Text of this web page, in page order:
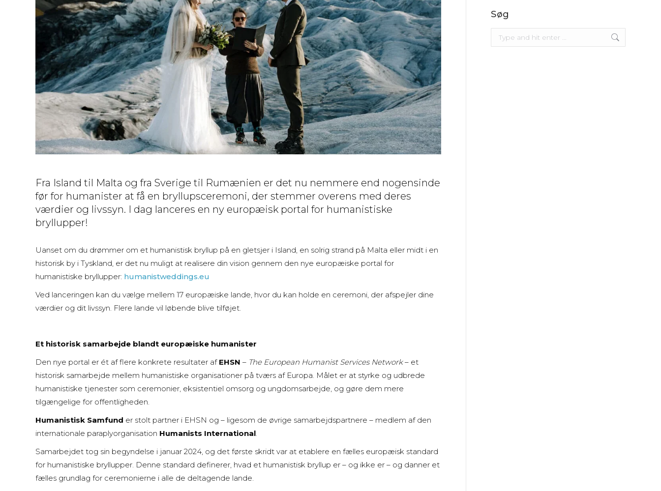
Fra Island til Malta og fra Sverige til Rumænien er det nu nemmere end nogensinde
før for humanister at få en bryllupsceremoni, der stemmer overens med deres
værdier og livssyn. I dag lanceres en ny europæisk portal for humanistiske
bryllupper!
Uanset om du drømmer om et humanistisk bryllup på en gletsjer i Island, en solrig strand på Malta eller midt i en
historisk by i Tyskland, er det nu muligt at realisere din vision gennem den nye europæiske portal for
humanistiske bryllupper: humanistweddings.eu
Ved lanceringen kan du vælge mellem 17 europæiske lande, hvor du kan holde en ceremoni, der afspejler dine
værdier og dit livssyn. Flere lande vil løbende blive tilføjet.
Et historisk samarbejde blandt europæiske humanister
Den nye portal er ét af flere konkrete resultater afEHSN – The European Humanist Services Network– et
historisk samarbejde mellem humanistiske organisationer på tværs af Europa. Målet er at styrke og udbrede
humanistiske tjenester som ceremonier, eksistentiel omsorg og ungdomsarbejde, og gøre dem mere
tilgængelige for offentligheden.
Humanistisk Samfund er stolt partner i EHSN og – ligesom de øvrige samarbejdspartnere – medlem af den
internationale paraplyorganisation Humanists International
Samarbejdet tog sin begyndelse i januar 2024, og det første skridt var at etablere en fælles europæisk standard
for humanistiske bryllupper. Denne standard definerer, hvad et humanistisk bryllup er – og ikke er – og danner et
fælles grundlag for ceremonierne i alle de deltagende lande.
Søg
Search: